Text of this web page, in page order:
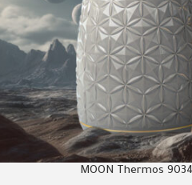
9034 MOON Thermos